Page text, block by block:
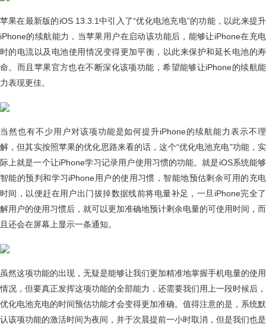
苹果在最新版的iOS 13.3.1中引入了“优化电池充电”的功能，以此来提升
iPhone的续航能力，当苹果用户在启动该功能后，能够让iPhone在充电
时的电流以及电池使用情况变得更加平衡，以此来保护和延长电池的寿
命。而且苹果官方也在不断深化该项功能，希望能够让iPhone的续航能
力表现更佳。
当然也有不少用户对该项功能是如何提升iPhone的续航能力表示不理
解，但其实按照苹果的优化思路来看的话，这个“优化电池充电”功能，实
际上就是一个让iPhone学习记录用户使用习惯的功能。就是iOS系统能够
智能的预判和学习iPhone用户的使用习惯，智能地预估剩余可用的充电
时间，以便赶在用户出门拔掉数据线前将电量补足，一旦iPhone完全了
解用户的使用习惯后，就可以更加准确地预计剩余电量的可使用时间，而
且还会在屏幕上显示一条通知。
虽然这项功能的出现，无疑是能够让我们更加精准地掌握手机电量的使用
情况，但要真正发挥这项功能的全部能力，还需要我们用上一段时候后，
优化电池充电的时间预估功能才会变得更加准确。值得注意的是，系统默
认该项功能的激活时间为夜间，并于次晨提前一小时取消，但是我们也是